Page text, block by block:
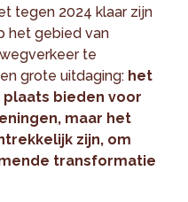
tegen 2024 klaar zijn
het gebied van
te
grote uitdaging: het
bieden voor
maar het
zijn, om
transformatie